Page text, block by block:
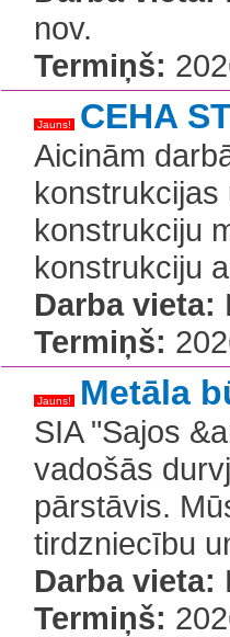
nov.
Termiņš:
Jauns! CEHA
Aicinām
konstrukcijas
konstrukciju
konstrukciju
Darba vieta:
Termiņš:
Jauns! Metāla
SIA "Sajos
vadošās
pārstāvis.
tirdzniecību
Darba vieta:
Termiņš: